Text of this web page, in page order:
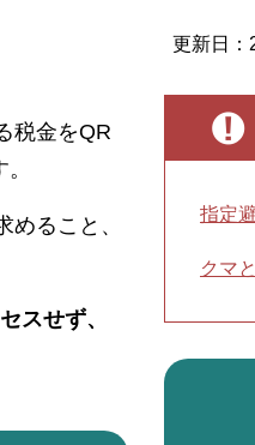
更新日：
税金をQR
ること、
スせず、
指定
クマ